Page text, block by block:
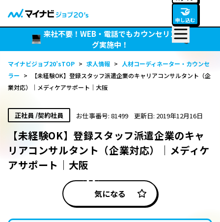
🤝
申し込む
来社不要！WEB・電話でもカウンセリン
グ実施中！
マイナビジョブ20’sTOP > 求人情報 > 人材コーディネーター・カウンセ
ラー >
【未経験OK】登録スタッフ派遣企業のキャリアコンサルタント（企
業対応）｜メディケアサポート｜大阪
正社員 /契約社員 お仕事番号: 81499 更新日: 2019年12月16日
【未経験OK】登録スタッフ派遣企業のキャ
リアコンサルタント（企業対応）｜メディケ
アサポート｜大阪
気になる